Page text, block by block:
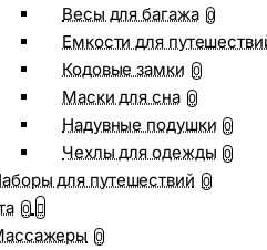
Весы для багажа 0
Емкости для
Кодовые замки 0
Маски для сна 0
Надувные подушки 0
Чехлы для одежды 0
для путешествий 0
0
0